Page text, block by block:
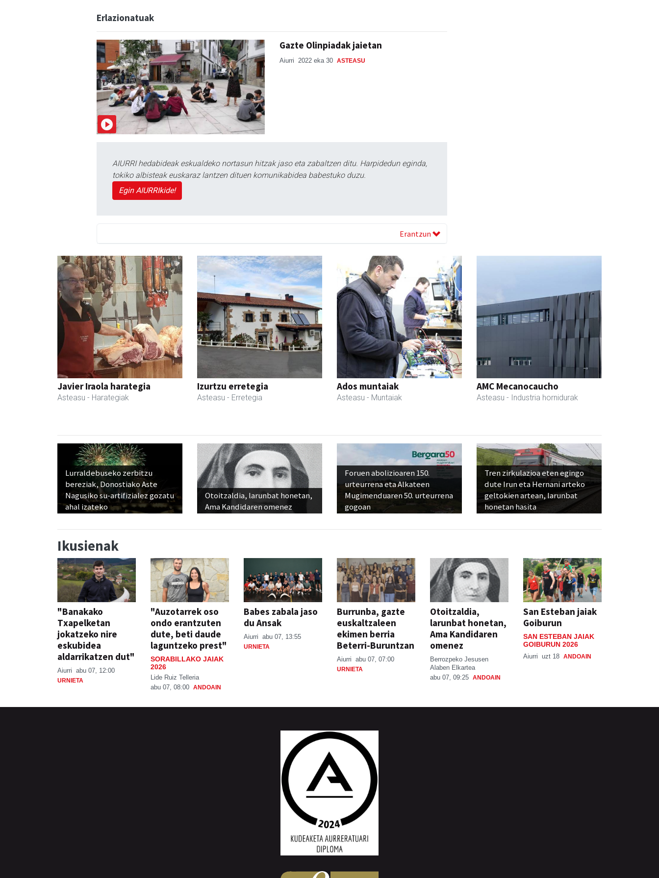
Erlazionatuak
Gazte Olinpiadak jaietan
Aiurri 2022 eka 30 ASTEASU
AIURRI hedabideak eskualdeko nortasun hitzak jaso eta zabaltzen ditu. Harpidedun eginda,
tokiko albisteak euskaraz lantzen dituen komunikabidea babestuko duzu.
Egin AIURRIkide!
Erantzun
Javier Iraola harategia
Asteasu - Harategiak
Izurtzu erretegia
Asteasu - Erretegia
Ados muntaiak
Asteasu - Muntaiak
AMC Mecanocaucho
Asteasu - Industria hornidurak
Lurraldebuseko zerbitzu
bereziak, Donostiako Aste
Nagusiko su-artifizialez gozatu
ahal izateko
Otoitzaldia, larunbat honetan,
Ama Kandidaren omenez
Foruen abolizioaren 150.
urteurrena eta Alkateen
Mugimenduaren 50. urteurrena
gogoan
Tren zirkulazioa eten egingo
dute Irun eta Hernani arteko
geltokien artean, larunbat
honetan hasita
Ikusienak
"Banakako
Txapelketan
jokatzeko nire
eskubidea
aldarrikatzen dut"
Aiurri abu 07, 12:00
URNIETA
"Auzotarrek oso
ondo erantzuten
dute, beti daude
laguntzeko prest"
SORABILLAKO JAIAK
2026
Lide Ruiz Telleria
abu 07, 08:00 ANDOAIN
Babes zabala jaso
du Ansak
Aiurri abu 07, 13:55
URNIETA
Burrunba, gazte
euskaltzaleen
ekimen berria
Beterri-Buruntzan
Aiurri abu 07, 07:00
URNIETA
Otoitzaldia,
larunbat honetan,
Ama Kandidaren
omenez
Berrozpeko Jesusen
Alaben Elkartea
abu 07, 09:25 ANDOAIN
San Esteban jaiak
Goiburun
SAN ESTEBAN JAIAK
GOIBURUN 2026
Aiurri uzt 18 ANDOAIN